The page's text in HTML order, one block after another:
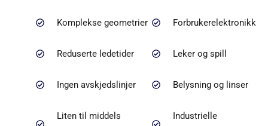
Komplekse geometrier
Reduserte ledetider
Ingen avskjedslinjer
Liten til middels
Forbrukerelektronikk
Leker og spill
Belysning og linser
Industrielle